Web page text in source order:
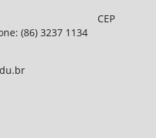
(86) 3237 1134